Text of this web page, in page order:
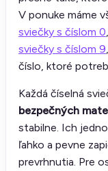
V ponuke máme
sviečky s číslom 0,
sviečky s číslom 9
číslo, ktoré
Každá číselná
bezpečných
stabilne. Ich
ľahko a pevne
prevrhnutia. Pre